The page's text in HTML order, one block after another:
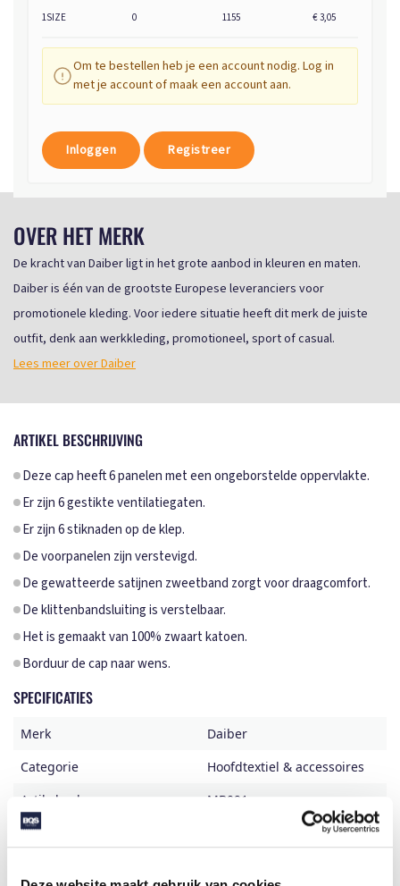
1SIZE 0 1155 € 3,05
Om te bestellen heb je een account nodig. Log in
met je account of maak een account aan.
Inloggen Registreer
OVER HET MERK
De kracht van Daiber ligt in het grote aanbod in kleuren en maten.
Daiber is één van de grootste Europese leveranciers voor
promotionele kleding. Voor iedere situatie heeft dit merk de juiste
outfit, denk aan werkkleding, promotioneel, sport of casual.
Lees meer over Daiber
ARTIKEL BESCHRIJVING
Deze cap heeft 6 panelen met een ongeborstelde oppervlakte.
Er zijn 6 gestikte ventilatiegaten.
Er zijn 6 stiknaden op de klep.
De voorpanelen zijn verstevigd.
De gewatteerde satijnen zweetband zorgt voor draagcomfort.
De klittenbandsluiting is verstelbaar.
Het is gemaakt van 100% zwaart katoen.
Borduur de cap naar wens.
SPECIFICATIES
Merk
Daiber
Categorie
Hoofdtextiel & accessoires
Artikelcode
MB091
Grammage (gr/m²)